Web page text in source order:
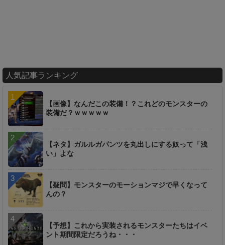
人気記事ランキング
【画像】なんだこの装備！？これどのモンスターの
装備だ？ｗｗｗｗｗ
【ネタ】ガルルガパンツを丸出しにする奴って「浅
い」よな
【疑問】モンスターのモーションマジで早くなって
んの？
【予想】これから実装されるモンスターたちはイベ
ント期間限定だろうね・・・